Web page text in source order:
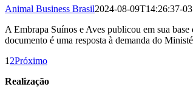
Animal Business Brasil2024-08-09T14:26:37-
A Embrapa Suínos e Aves publicou em sua
documento é uma resposta à demanda do
1 2Próximo
Realização